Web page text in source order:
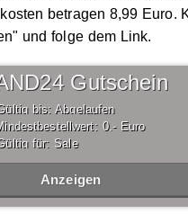
betragen 8,99 Euro.
und folge dem Link.
Gutschein
bis: Abgelaufen
0,- Euro
für: Sale
Anzeigen